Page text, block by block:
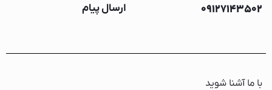
09127143502 ارسال پیام
با ما آشنا شوید